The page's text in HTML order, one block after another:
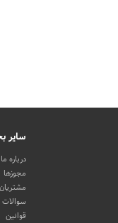
سایر
درباره ما
مجوزها
قوانین